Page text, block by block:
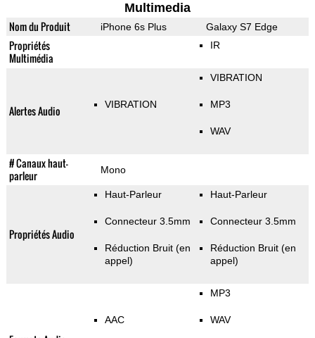
Multimedia
Nom du Produit iPhone 6s Plus Galaxy S7 Edge
Propriétés
Multimédia
IR
Alertes Audio VIBRATION
VIBRATION
MP3
WAV
# Canaux haut-
parleur
Mono
Propriétés Audio
Haut-Parleur
Connecteur 3.5mm
Réduction Bruit (en
appel)
Haut-Parleur
Connecteur 3.5mm
Réduction Bruit (en
appel)
AAC
MP3
WAV